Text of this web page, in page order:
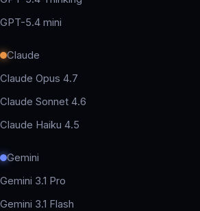
GPT-5.4 mini
Claude
Claude Opus 4.7
Claude Sonnet 4.6
Claude Haiku 4.5
Gemini
Gemini 3.1 Pro
Gemini 3.1 Flash